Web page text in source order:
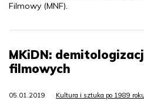
Filmowy (MNF).
MKiDN:
filmowych
05.01.2019 Kultura i sztuka po 1989 roku